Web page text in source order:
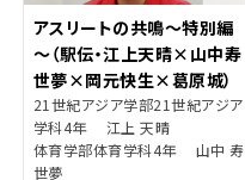
アスリートの共鳴～特別編
～（駅伝・江上天晴×山中寿
世夢×岡元快生×葛原城）
21世紀アジア学部21世紀アジア
学科4年 江上 天晴
体育学部体育学科4年 山中 寿
世夢